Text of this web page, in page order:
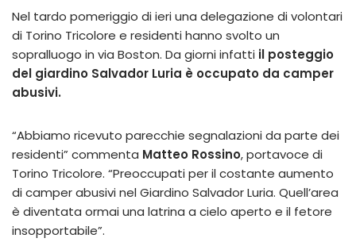
Nel tardo pomeriggio di ieri una delegazione di volontari
di Torino Tricolore e residenti hanno svolto un
sopralluogo in via Boston. Da giorni infatti il posteggio
del giardino Salvador Luria è occupato da camper
abusivi.
“Abbiamo ricevuto parecchie segnalazioni da parte dei
residenti” commenta Matteo Rossino, portavoce di
Torino Tricolore. “Preoccupati per il costante aumento
di camper abusivi nel Giardino Salvador Luria. Quell’area
è diventata ormai una latrina a cielo aperto e il fetore
insopportabile”.